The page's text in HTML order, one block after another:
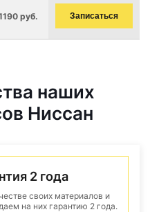
руб. Записаться
наших
Ниссан
2 года
своих материалов и
на них гарантию 2 года.